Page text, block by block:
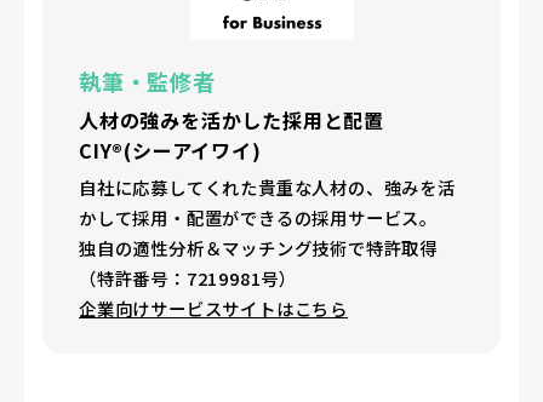
執筆・監修者
人材の強みを活かした採用と配置
CIY®(シーアイワイ)
自社に応募してくれた貴重な人材の、強みを活
かして採用・配置ができるの採用サービス。
独自の適性分析＆マッチング技術で特許取得
（特許番号：7219981号）
企業向けサービスサイトはこちら